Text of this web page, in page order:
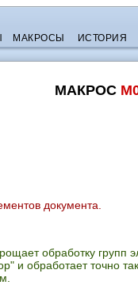
МАКРОСЫ ИСТОРИЯ
МАКРОС
документа.
обработку
и обработает точно